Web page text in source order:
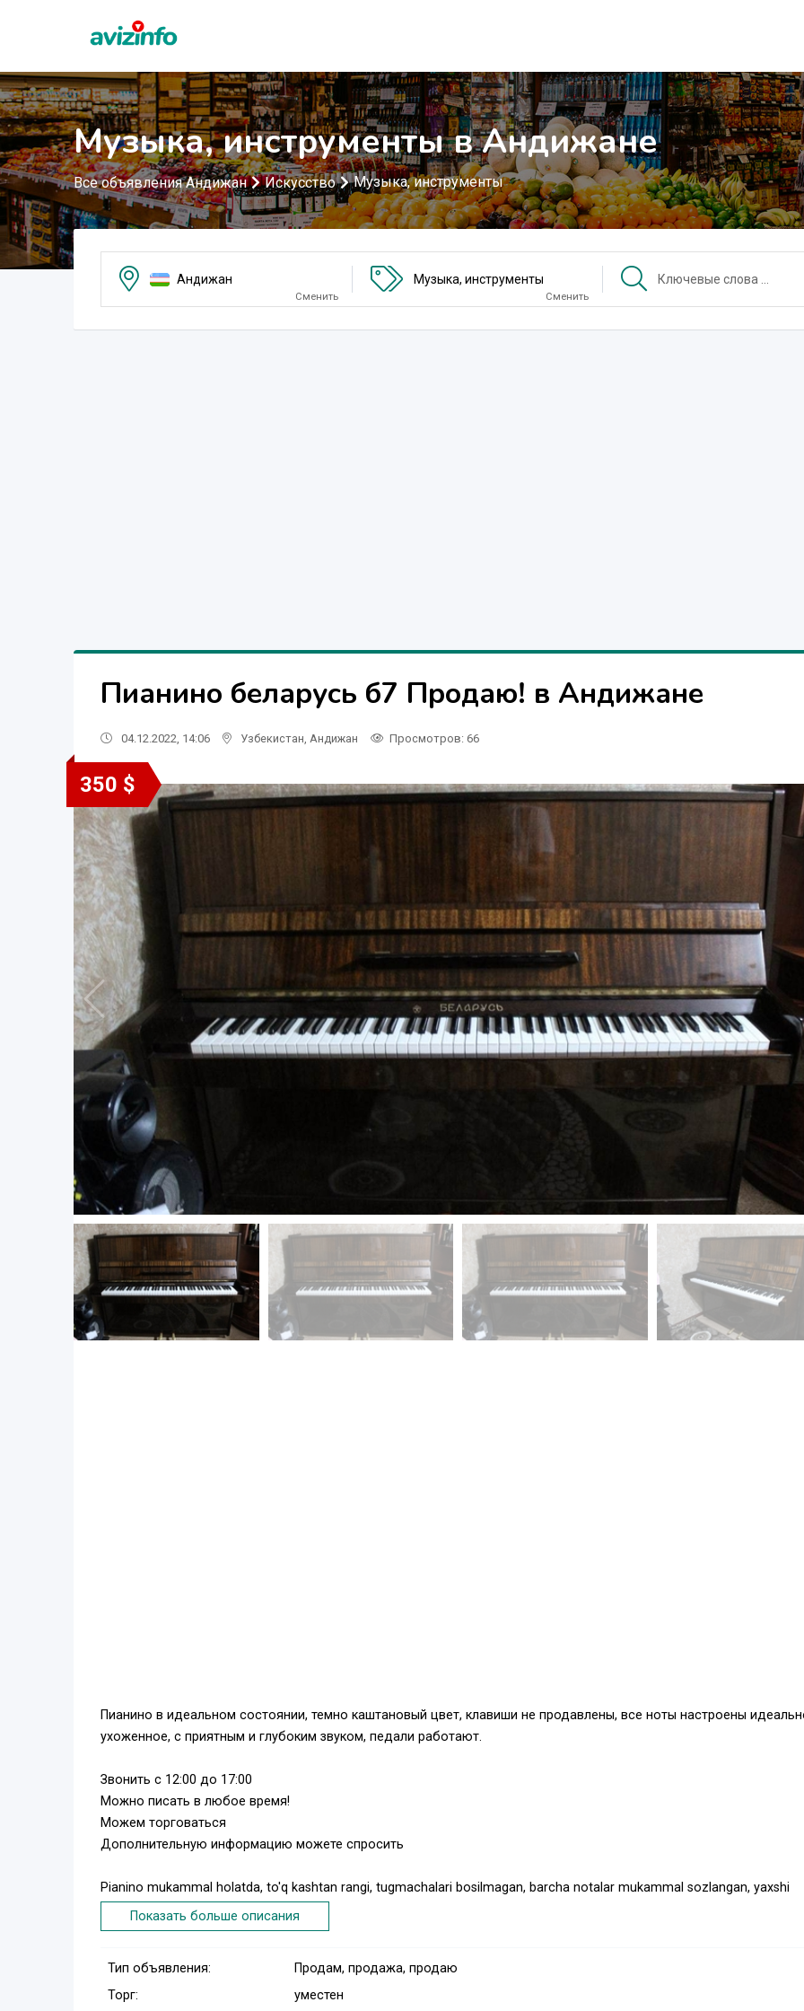
Музыка, инструменты в Андижане
Все объявления Андижан Искусство Музыка, инструменты
Андижан
Сменить
Музыка, инструменты
Сменить
Пианино беларусь б7 Продаю! в Андижане
04.12.2022, 14:06 Узбекистан Андижан Просмотров: 66
350 $
Пианино в идеальном состоянии, темно каштановый цвет, клавиши не продавлены, все ноты настроены
ухоженное, с приятным и глубоким звуком, педали работают.
Звонить с 12:00 до 17:00
Можно писать в любое время!
Можем торговаться
Дополнительную информацию можете спросить
Pianino mukammal holatda, to'q kashtan rangi, tugmachalari bosilmagan, barcha notalar mukammal sozlangan, yaxshi
saqlangan, yoqimli va chuqur ovoz bilan, pedallar ishlaydi.
Istalgan vaqtda yozishingiz mumkin!
Biz savdolashishimiz mumkin
Показать больше описания
Тип объявления:
Продам, продажа, продаю
Торг:
уместен